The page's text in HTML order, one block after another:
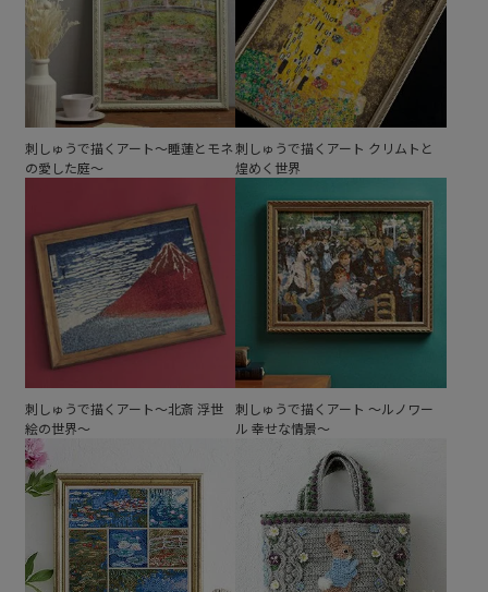
刺しゅうで描くアート～睡蓮とモネ
の愛した庭～
刺しゅうで描くアート クリムトと
煌めく世界
刺しゅうで描くアート～北斎 浮世
絵の世界～
刺しゅうで描くアート ～ルノワー
ル 幸せな情景～